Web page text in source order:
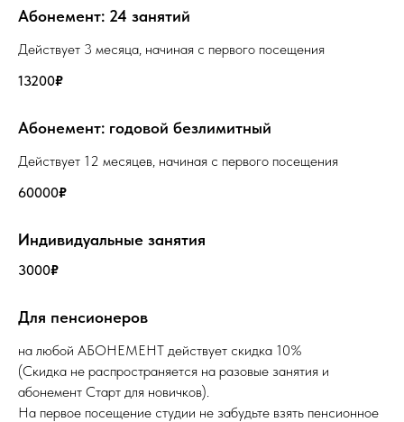
Абонемент: 24 занятий
Действует 3 месяца, начиная с первого посещения
13200₽
Абонемент: годовой безлимитный
Действует 12 месяцев, начиная с первого посещения
60000₽
Индивидуальные занятия
3000₽
Для пенсионеров
на любой АБОНЕМЕНТ действует скидка 10%
(Скидка не распространяется на разовые занятия и
абонемент Старт для новичков).
На первое посещение студии не забудьте взять пенсионное